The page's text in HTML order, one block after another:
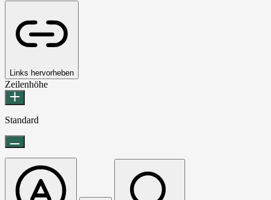
Links hervorheben
Zeilenhöhe
Standard